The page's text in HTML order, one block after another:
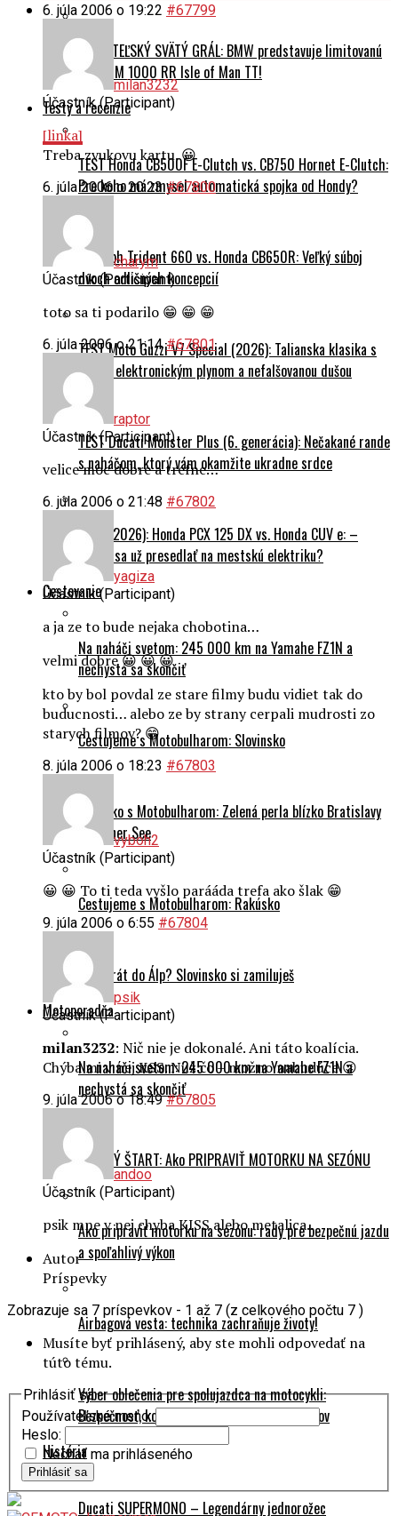
ZBERATEĽSKÝ SVÄTÝ GRÁL: BMW predstavuje limitovanú
edíciu M 1000 RR Isle of Man TT!
Testy a recenzie
TEST Honda CB500F E-Clutch vs. CB750 Hornet E-Clutch:
Pre koho má zmysel automatická spojka od Hondy?
Triumph Trident 660 vs. Honda CB650R: Veľký súboj
dvoch odlišných koncepcií
TEST Moto Guzzi V7 Special (2026): Talianska klasika s
novým elektronickým plynom a nefalšovanou dušou
TEST Ducati Monster Plus (6. generácia): Nečakané rande
s naháčom, ktorý vám okamžite ukradne srdce
DUEL (2026): Honda PCX 125 DX vs. Honda CUV e: –
Oplatí sa už presedlať na mestskú elektriku?
Cestovanie
Na naháči svetom: 245 000 km na Yamahe FZ1N a
nechystá sa skončiť
Cestujeme s Motobulharom: Slovinsko
Rakúsko s Motobulharom: Zelená perla blízko Bratislavy
– Grüner See
Cestujeme s Motobulharom: Rakúsko
Prvý krát do Álp? Slovinsko si zamiluješ
Motoporadňa
Na naháči svetom: 245 000 km na Yamahe FZ1N a
nechystá sa skončiť
HLADKÝ ŠTART: Ako PRIPRAVIŤ MOTORKU NA SEZÓNU
Ako pripraviť motorku na sezónu: rady pre bezpečnú jazdu
a spoľahlivý výkon
Airbagová vesta: technika zachraňuje životy!
Výber oblečenia pre spolujazdca na motocykli:
Bezpečnosť, komfort a technológie materiálov
História
Ducati SUPERMONO – Legendárny jednorožec
6. júla 2006 o 19:22 #67799
milan3232
Účastník (Participant)
[linka]
Treba zvukovu kartu. 😀
6. júla 2006 o 20:23 #67800
charym
Účastník (Participant)
toto sa ti podarilo 😁 😁 😁
6. júla 2006 o 21:14 #67801
raptor
Účastník (Participant)
velice moc dobre a trefne…
6. júla 2006 o 21:48 #67802
yagiza
Účastník (Participant)
a ja ze to bude nejaka chobotina…
velmi dobre 😀 😀 😀
kto by bol povdal ze stare filmy budu vidiet tak do
buducnosti… alebo ze by strany cerpali mudrosti zo
starych filmov? 😁
8. júla 2006 o 18:23 #67803
vyboh2
Účastník (Participant)
😀 😀 To ti teda vyšlo parááda trefa ako šlak 😁
9. júla 2006 o 6:55 #67804
psik
Účastník (Participant)
milan3232: Nič nie je dokonalé. Ani táto koalícia.
Chýba mi v nej KSS. Nuž čo – možno nabudúce 😉
9. júla 2006 o 18:49 #67805
andoo
Účastník (Participant)
psik mne v nej chyba KISS alebo metalica..
Autor
Príspevky
Zobrazuje sa 7 príspevkov - 1 až 7 (z celkového počtu 7 )
Musíte byť prihlásený, aby ste mohli odpovedať na
túto tému.
Prihlásiť sa
Používateľské meno:
Heslo:
Nechať ma prihláseného
Prihlásiť sa